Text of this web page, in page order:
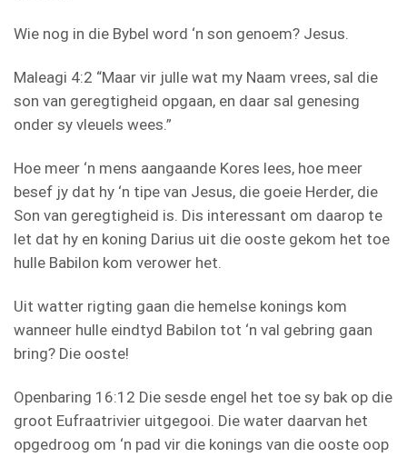
Wie nog in die Bybel word ‘n son genoem? Jesus.
Maleagi 4:2 “Maar vir julle wat my Naam vrees, sal die
son van geregtigheid opgaan, en daar sal genesing
onder sy vleuels wees.”
Hoe meer ‘n mens aangaande Kores lees, hoe meer
besef jy dat hy ‘n tipe van Jesus, die goeie Herder, die
Son van geregtigheid is. Dis interessant om daarop te
let dat hy en koning Darius uit die ooste gekom het toe
hulle Babilon kom verower het.
Uit watter rigting gaan die hemelse konings kom
wanneer hulle eindtyd Babilon tot ‘n val gebring gaan
bring? Die ooste!
Openbaring 16:12 Die sesde engel het toe sy bak op die
groot Eufraatrivier uitgegooi. Die water daarvan het
opgedroog om ‘n pad vir die konings van die ooste oop